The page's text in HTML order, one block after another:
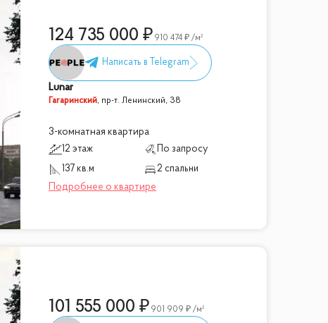
124 735 000 910 474 /м²
Lunar
Гагаринский, пр-т. Ленинский, 38
3-комнатная квартира
12 этаж
По запросу
137 кв.м
2 спальни
101 555 000 901 909 /м²